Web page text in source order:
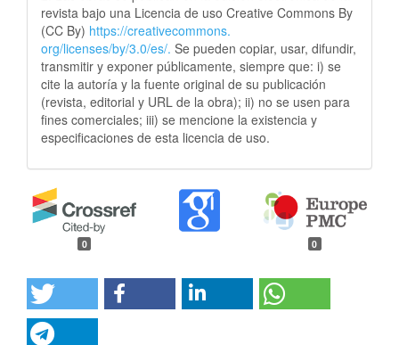
revista bajo una Licencia de uso Creative Commons By
(CC By) https://creativecommons.
org/licenses/by/3.0/es/. Se pueden copiar, usar, difundir,
transmitir y exponer públicamente, siempre que: i) se
cite la autoría y la fuente original de su publicación
(revista, editorial y URL de la obra); ii) no se usen para
fines comerciales; iii) se mencione la existencia y
especificaciones de esta licencia de uso.
0 0